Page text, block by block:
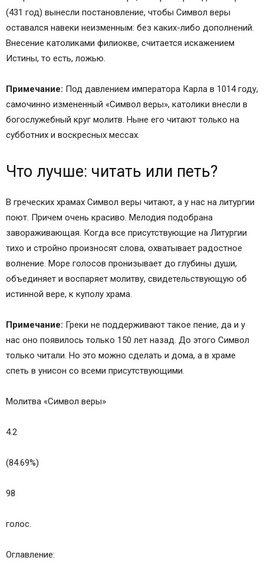
(431 год) вынесли постановление, чтобы Символ веры
оставался навеки неизменным: без каких-либо дополнений.
Внесение католиками филиокве, считается искажением
Истины, то есть, ложью.
Примечание: Под давлением императора Карла в 1014 году,
самочинно измененный «Символ веры», католики внесли в
богослужебный круг молитв. Ныне его читают только на
субботних и воскресных мессах.
Что лучше: читать или петь?
В греческих храмах Символ веры читают, а у нас на литургии
поют. Причем очень красиво. Мелодия подобрана
завораживающая. Когда все присутствующие на Литургии
тихо и стройно произносят слова, охватывает радостное
волнение. Море голосов пронизывает до глубины души,
объединяет и воспаряет молитву, свидетельствующую об
истинной вере, к куполу храма.
Примечание: Греки не поддерживают такое пение, да и у
нас оно появилось только 150 лет назад. До этого Символ
только читали. Но это можно сделать и дома, а в храме
спеть в унисон со всеми присутствующими.
Молитва «Символ веры»
4.2
(84.69%)
98
голос.
Оглавление: